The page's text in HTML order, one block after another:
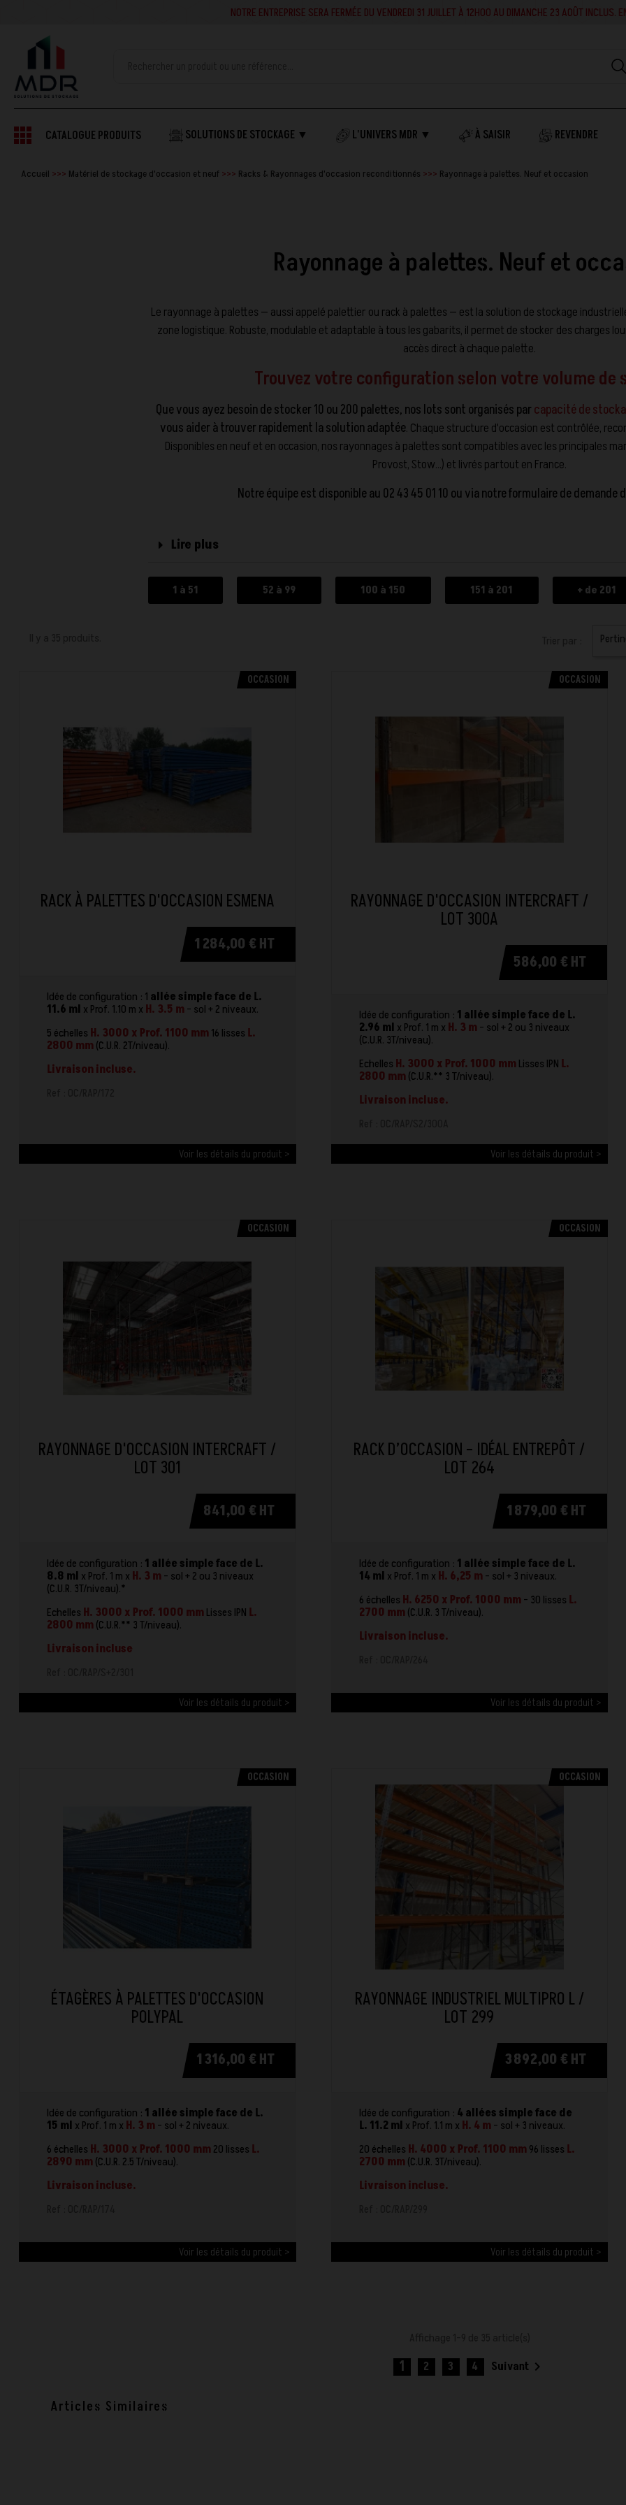
NOTRE ENTREPRISE SERA FERMÉE DU VENDREDI 31 JUILLET À 12H00 AU DIMANCHE 23 AOÛT INCLUS. EN
CATALOGUE PRODUITS SOLUTIONS DE STOCKAGE ▼ L'UNIVERS MDR ▼ À SAISIR REVENDRE
Accueil Matériel de stockage d'occasion et neuf Racks & Rayonnages d'occasion reconditionnés Rayonnage à palettes. Neuf et occasion
Rayonnage à palettes. Neuf et
Le rayonnage à palettes — aussi appelé palettier ou rack à palettes — est la solution de stockage
zone logistique. Robuste, modulable et adaptable à tous les gabarits, il permet de stocker des charges
accès direct à chaque palette.
Trouvez votre configuration selon votre volume de
Que vous ayez besoin de stocker 10 ou 200 palettes, nos lots sont organisés par capacité de
vous aider à trouver rapidement la solution adaptée. Chaque structure d'occasion est contrôlée,
Disponibles en neuf et en occasion, nos rayonnages à palettes sont compatibles avec les principales
Provost, Stow…) et livrés partout en France.
Notre équipe est disponible au 02 43 45 01 10 ou via notre formulaire de demande
Lire plus
1 à 51 52 à 99 100 à 150 151 à 201 + de 201
OCCASION
RACK À PALETTES D'OCCASION ESMENA
1 284,00 € HT
Idée de configuration : 1 allée simple face de L.
11.6 ml x Prof. 1.10 m x H. 3.5 m - sol + 2 niveaux.
5 échelles H. 3000 x Prof. 1100 mm 16 lisses L.
2800 mm (C.U.R. 2T/niveau).
Livraison incluse.
Voir les détails du produit >
OCCASION
RAYONNAGE D'OCCASION INTERCRAFT /
LOT 300A
586,00 € HT
Idée de configuration : 1 allée simple face de L.
2.96 ml x Prof. 1 m x H. 3 m - sol + 2 ou 3 niveaux
(C.U.R. 3T/niveau).
Echelles H. 3000 x Prof. 1000 mm Lisses IPN L.
2800 mm (C.U.R.** 3 T/niveau).
Livraison incluse.
Voir les détails du produit >
OCCASION
RAYONNAGE D'OCCASION INTERCRAFT /
LOT 301
841,00 € HT
Idée de configuration : 1 allée simple face de L.
8.8 ml x Prof. 1 m x H. 3 m - sol + 2 ou 3 niveaux
(C.U.R. 3T/niveau).*
Echelles H. 3000 x Prof. 1000 mm Lisses IPN L.
2800 mm (C.U.R.** 3 T/niveau).
Livraison incluse
Voir les détails du produit >
OCCASION
RACK D’OCCASION – IDÉAL ENTREPÔT /
LOT 264
1 879,00 € HT
Idée de configuration : 1 allée simple face de L.
14 ml x Prof. 1 m x H. 6,25 m - sol + 3 niveaux.
6 échelles H. 6250 x Prof. 1000 mm - 30 lisses L.
2700 mm (C.U.R. 3 T/niveau).
Livraison incluse.
Voir les détails du produit >
OCCASION
ÉTAGÈRES À PALETTES D'OCCASION
POLYPAL
1 316,00 € HT
Idée de configuration : 1 allée simple face de L.
15 ml x Prof. 1 m x H. 3 m - sol + 2 niveaux.
6 échelles H. 3000 x Prof. 1000 mm 20 lisses L.
2890 mm (C.U.R. 2.5 T/niveau).
Livraison incluse.
Voir les détails du produit >
OCCASION
RAYONNAGE INDUSTRIEL MULTIPRO L /
LOT 299
3 892,00 € HT
Idée de configuration : 4 allées simple face de
L. 11.2 ml x Prof. 1.1 m x H. 4 m - sol + 3 niveaux.
20 échelles H. 4000 x Prof. 1100 mm 96 lisses L.
2700 mm (C.U.R. 3T/niveau).
Livraison incluse.
Voir les détails du produit >
1 2 3 4 Suivant 
Articles Similaires